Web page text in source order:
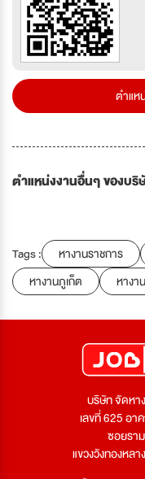
ตำแห
ตำแหน่งงานอื่นๆ ของบริ
Tags : หางานราชการ
หางานภูเก็ต
หางา
บริษัท จัดหา
เลขที่ 625 อา
ซอยรา
แขวงวังทองหล